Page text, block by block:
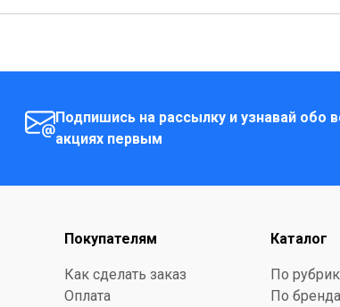
Подпишись на рассылку и узнавай обо
акциях первым
Покупателям
Как сделать заказ
Оплата
Каталог
По
По